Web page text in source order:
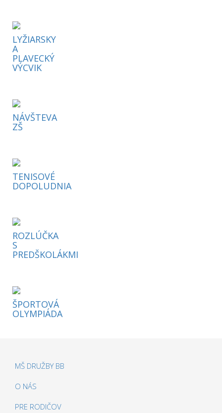
LYŽIARSKY
A
PLAVECKÝ
VÝCVIK
NÁVŠTEVA
ZŠ
TENISOVÉ
DOPOLUDNIA
ROZLÚČKA
S
PREDŠKOLÁKMI
ŠPORTOVÁ
OLYMPIÁDA
MŠ DRUŽBY BB
O NÁS
PRE RODIČOV